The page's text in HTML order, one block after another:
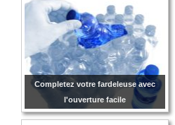
Completez votre fardeleuse avec
l'ouverture facile